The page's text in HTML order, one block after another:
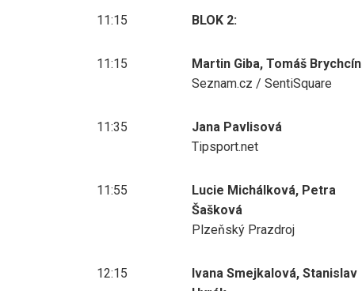
11:15 BLOK 2:
11:15
Martin Giba, Tomáš Brychcín
Seznam.cz / SentiSquare
11:35
Jana Pavlisová
Tipsport.net
11:55
Lucie Michálková, Petra
Šašková
Plzeňský Prazdroj
12:15
Ivana Smejkalová, Stanislav